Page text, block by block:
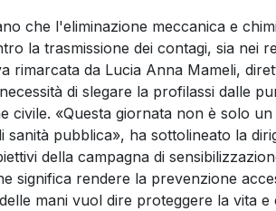
che l'eliminazione meccanica e
la trasmissione dei contagi, sia nei
rimarcata da Lucia Anna Mameli,
di slegare la profilassi dalle
civile. «Questa giornata non è solo
sanità pubblica», ha sottolineato la
della campagna di
significa rendere la prevenzione
mani vuol dire proteggere la vita